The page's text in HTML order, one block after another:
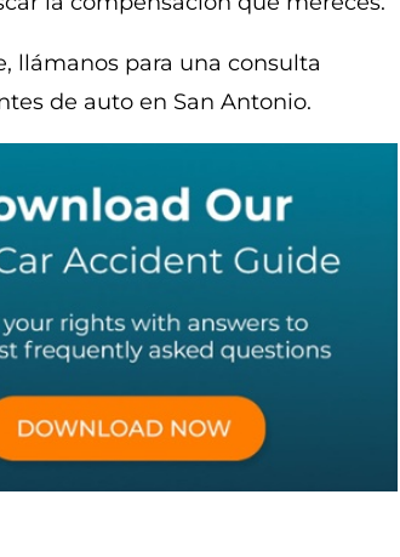
llámanos para una consulta
de auto en San Antonio.